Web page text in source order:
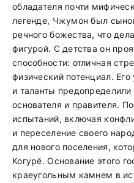
обладателя почти
легенде, Чжумон был
речного божества, что
фигурой. С детства он
способности: отличная
физический потенциал.
и таланты
основателя и правителя.
испытаний, включая
и переселение своего
для нового поселения,
Когурё. Основание этого
краеугольным камнем в